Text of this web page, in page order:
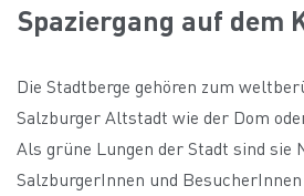
Spaziergang auf dem
Die Stadtberge gehören zum
Salzburger Altstadt wie der Dom
Als grüne Lungen der Stadt sind
SalzburgerInnen und